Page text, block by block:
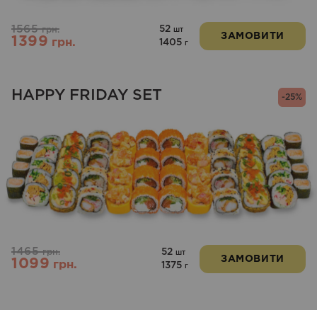
1565грн.
1399грн.
52 шт
1405 г
ЗАМОВИТИ
-25%
HAPPY FRIDAY SET
1465грн.
1099грн.
52 шт
1375 г
ЗАМОВИТИ